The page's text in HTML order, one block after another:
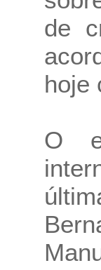
de
hoje
O